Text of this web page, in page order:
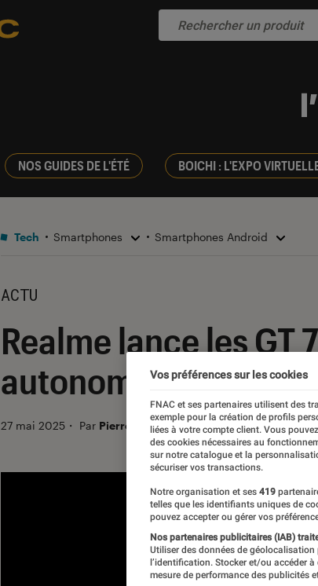
NOS GUIDES DE L'ÉTÉ BOICHI : L'EXPO
Tech Smartphones Smartphones Android
ACTU
Realme lance les GT
autonomie record
27 mai 2025 ・ Par Pierre Crochart
Vos préférences sur les cookies
FNAC et ses partenaires utilisent des
exemple pour la création de profils
liées à votre compte client. Vous
des cookies nécessaires au
sur notre catalogue et la
sécuriser vos transactions.
Notre organisation et ses 419
telles que les identifiants uniques de
pouvez accepter ou gérer vos
Nos partenaires publicitaires (IAB)
Utiliser des données de
l’identification. Stocker et/ou accéder
mesure de performance des publicités